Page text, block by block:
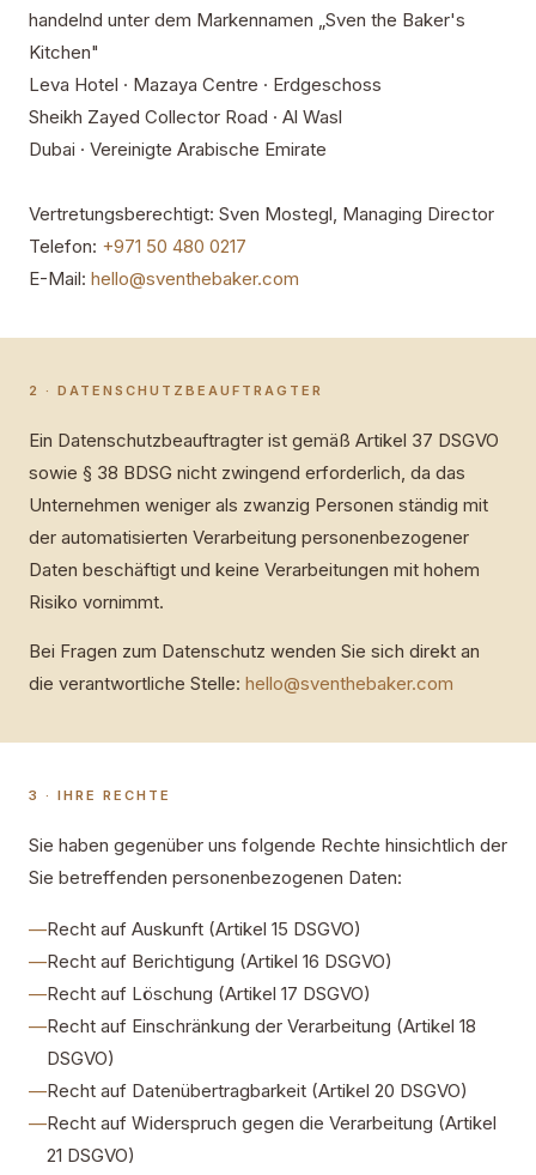
handelnd unter dem Markennamen „Sven the Baker's
Kitchen"
Leva Hotel · Mazaya Centre · Erdgeschoss
Sheikh Zayed Collector Road · Al Wasl
Dubai · Vereinigte Arabische Emirate
Vertretungsberechtigt: Sven Mostegl, Managing Director
Telefon: +971 50 480 0217
E-Mail: hello@sventhebaker.com
2 · DATENSCHUTZBEAUFTRAGTER
Ein Datenschutzbeauftragter ist gemäß Artikel 37 DSGVO
sowie § 38 BDSG nicht zwingend erforderlich, da das
Unternehmen weniger als zwanzig Personen ständig mit
der automatisierten Verarbeitung personenbezogener
Daten beschäftigt und keine Verarbeitungen mit hohem
Risiko vornimmt.
Bei Fragen zum Datenschutz wenden Sie sich direkt an
die verantwortliche Stelle: hello@sventhebaker.com
3 · IHRE RECHTE
Sie haben gegenüber uns folgende Rechte hinsichtlich der
Sie betreffenden personenbezogenen Daten:
—Recht auf Auskunft (Artikel 15 DSGVO)
—Recht auf Berichtigung (Artikel 16 DSGVO)
—Recht auf Löschung (Artikel 17 DSGVO)
—Recht auf Einschränkung der Verarbeitung (Artikel 18
DSGVO)
—Recht auf Datenübertragbarkeit (Artikel 20 DSGVO)
—Recht auf Widerspruch gegen die Verarbeitung (Artikel
21 DSGVO)